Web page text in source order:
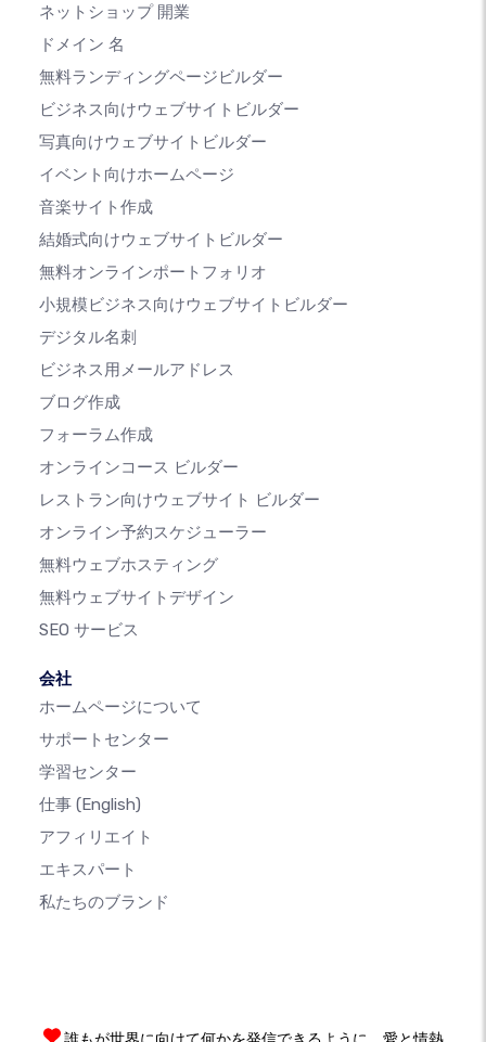
ネットショップ 開業
ドメイン 名
無料ランディングページビルダー
ビジネス向けウェブサイトビルダー
写真向けウェブサイトビルダー
イベント向けホームページ
音楽サイト作成
結婚式向けウェブサイトビルダー
無料オンラインポートフォリオ
小規模ビジネス向けウェブサイトビルダー
デジタル名刺
ビジネス用メールアドレス
ブログ作成
フォーラム作成
オンラインコース ビルダー
レストラン向けウェブサイト ビルダー
オンライン予約スケジューラー
無料ウェブホスティング
無料ウェブサイトデザイン
SEO サービス
会社
ホームページについて
サポートセンター
学習センター
仕事 (English)
アフィリエイト
エキスパート
私たちのブランド